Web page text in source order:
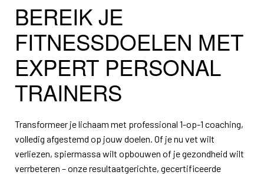
BEREIK JE
FITNESSDOELEN MET
EXPERT PERSONAL
TRAINERS
Transformeer je lichaam met professional 1-op-1 coaching,
volledig afgestemd op jouw doelen. Of je nu vet wilt
verliezen, spiermassa wilt opbouwen of je gezondheid wilt
verrbeteren – onze resultaatgerichte, gecertificeerde